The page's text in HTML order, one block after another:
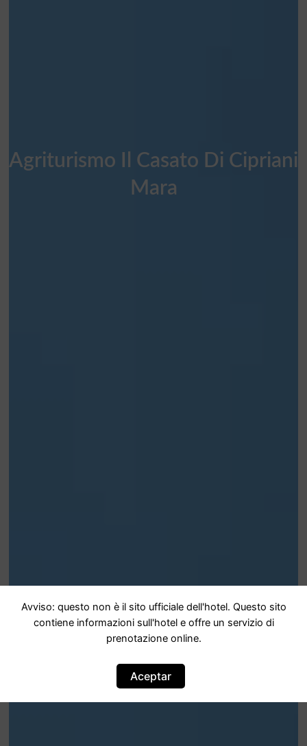
Agriturismo Il Casato Di Cipriani
Mara
Avviso: questo non è il sito ufficiale dell'hotel. Questo sito
contiene informazioni sull'hotel e offre un servizio di
prenotazione online.
Aceptar